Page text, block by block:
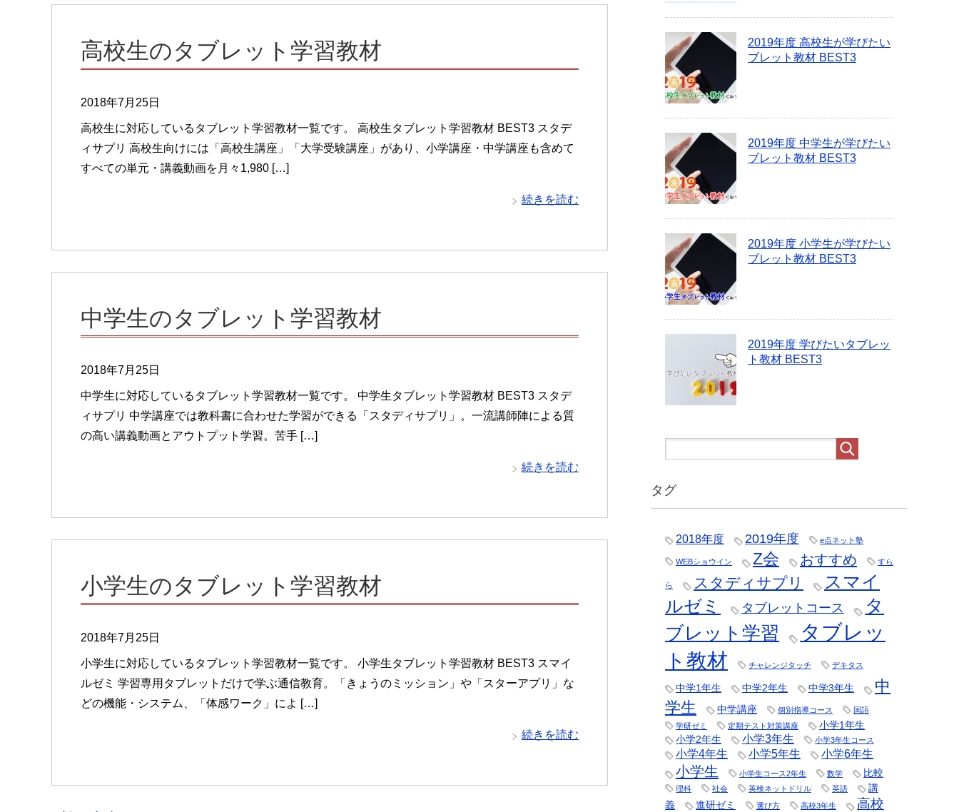
高校生のタブレット学習教材
2018年7月25日
高校生に対応しているタブレット学習教材一覧です。 高校生タブレット学習教材 BEST3 スタデ
ィサプリ 高校生向けには「高校生講座」「大学受験講座」があり、小学講座・中学講座も含めて
すべての単元・講義動画を月々1,980 […]
続きを読む
中学生のタブレット学習教材
2018年7月25日
中学生に対応しているタブレット学習教材一覧です。 中学生タブレット学習教材 BEST3 スタデ
ィサプリ 中学講座では教科書に合わせた学習ができる「スタディサプリ」。一流講師陣による質
の高い講義動画とアウトプット学習。苦手 […]
続きを読む
小学生のタブレット学習教材
2018年7月25日
小学生に対応しているタブレット学習教材一覧です。 小学生タブレット学習教材 BEST3 スマイ
ルゼミ 学習専用タブレットだけで学ぶ通信教育。「きょうのミッション」や「スターアプリ」な
どの機能・システム、「体感ワーク」によ […]
続きを読む
2019年度 高校生が学びたい
ブレット教材 BEST3
2019年度 中学生が学びたい
ブレット教材 BEST3
2019年度 小学生が学びたい
ブレット教材 BEST3
2019年度 学びたいタブレッ
ト教材 BEST3
タグ
2018年度 2019年度 e点ネット塾
WEBショウイン Z会 おすすめ すら
ら スタディサプリ
スマイ
ルゼミ
タブレットコース
タ
ブレット学習
タブレッ
ト教材
チャレンジタッチ デキタス
中学1年生 中学2年生 中学3年生
中
学生
中学講座 個別指導コース
国語
学研ゼミ
定期テスト対策講座
小学1年生
小学2年生
小学3年生 小学3年生コース
小学4年生 小学5年生 小学6年生
小学生 小学生コース2年生 数学 比較
理科 社会 英検ネットドリル 英語
講
義
進研ゼミ 選び方 高校3年生 高校